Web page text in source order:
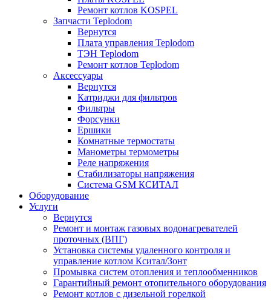
Ремонт котлов KOSPEL
Запчасти Teplodom
Вернутся
Плата управления Teplodom
ТЭН Teplodom
Ремонт котлов Teplodom
Аксессуары
Вернутся
Катриджи для фильтров
Фильтры
Форсунки
Ершики
Комнатные термостаты
Манометры термометры
Реле напряжения
Стабилизаторы напряжения
Система GSM КСИТАЛ
Оборудование
Услуги
Вернутся
Ремонт и монтаж газовых водонагревателей
проточных (ВПГ)
Установка системы удаленного контроля и
управление котлом Кситал/Зонт
Промывка систем отопления и теплообменников
Гарантийный ремонт отопительного оборудования
Ремонт котлов с дизельной горелкой